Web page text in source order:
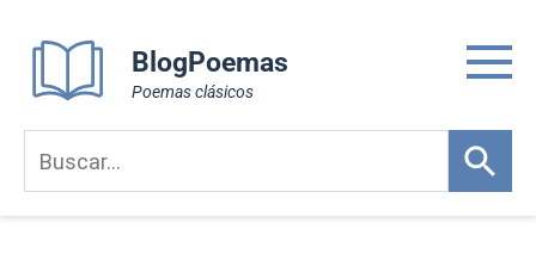
content
BlogPoemas
Poemas clásicos